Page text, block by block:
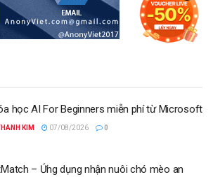
học AI For Beginners miễn phí từ Microsoft
KIM 07/08/2026 0
– Ứng dụng nhận nuôi chó mèo an